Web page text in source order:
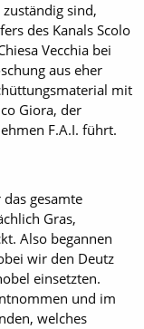
sind,
des Kanals Scolo
Vecchia bei
aus eher
mit
Giora, der
F.A.I. führt.
gesamte
Gras,
Also begannen
wir den Deutz
einsetzten.
und im
welches